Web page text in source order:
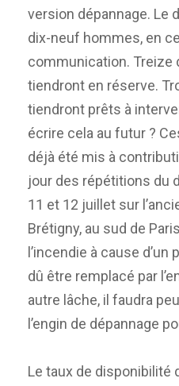
version dépannage. Le
dix-neuf hommes, en
communication. Treize
tiendront en réserve.
tiendront prêts à
écrire cela au futur ?
déjà été mis à
jour des répétitions du
11 et 12 juillet sur
Brétigny, au sud de
l’incendie à cause
dû être remplacé par
autre lâche, il faudra
l’engin de dépannage
Le taux de disponibilité